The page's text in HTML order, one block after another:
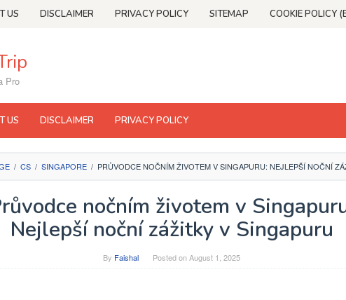
US DISCLAIMER PRIVACY POLICY SITEMAP COOKIE POLICY
Pro
US DISCLAIMER PRIVACY POLICY
/ CS / SINGAPORE / PRŮVODCE NOČNÍM ŽIVOTEM V SINGAPURU: NEJLEPŠÍ NOČNÍ
nočním životem v
Nejlepší noční zážitky v Singapuru
By Faishal Posted onAugust 1, 2025